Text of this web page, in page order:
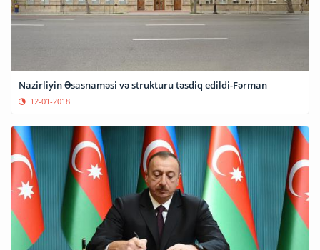
Nazirliyin Əsasnaməsi və strukturu təsdiq edildi-Fərman
12-01-2018